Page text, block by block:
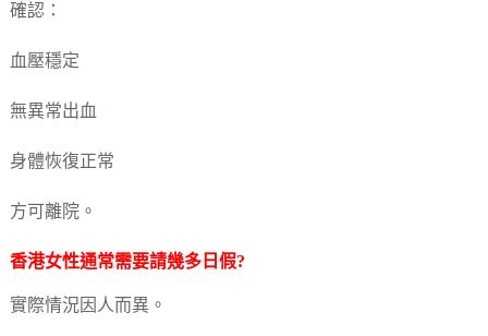
確認：
血壓穩定
無異常出血
身體恢復正常
方可離院。
香港女性通常需要請幾多日假?
實際情況因人而異。